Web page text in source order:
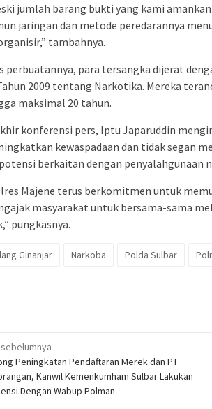
jumlah barang bukti yang kami
jaringan dan metode peredarannya
tambahnya.
perbuatannya, para tersangka dijerat
2009 tentang Narkotika. Mereka
maksimal 20 tahun.
konferensi pers, Iptu Japaruddin
kewaspadaan dan tidak segan
berkaitan dengan penyalahgunaan
Majene terus berkomitmen untuk
masyarakat untuk bersama-sama
pungkasnya.
Ginanjar Narkoba Polda Sulbar
Peningkatan Pendaftaran Merek dan PT
Kanwil Kemenkumham Sulbar Lakukan
Dengan Wabup Polman